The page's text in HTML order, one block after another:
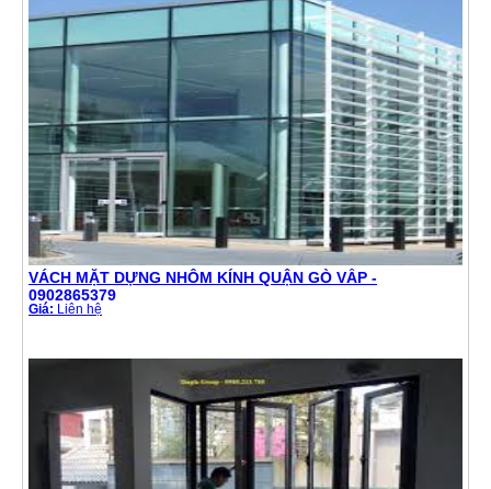
VÁCH MẶT DỰNG NHÔM KÍNH QUẬN GÒ VẤP -
0902865379
Giá: Liên hệ